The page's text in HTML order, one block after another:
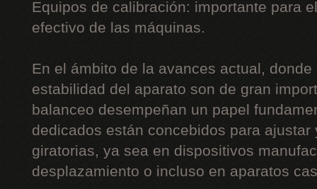
Equipos de calibración: importante para
efectivo de las máquinas.
En el ámbito de la avances actual,
estabilidad del aparato son de gran
balanceo desempeñan un papel
dedicados están concebidos para
giratorias, ya sea en dispositivos
desplazamiento o incluso en aparatos